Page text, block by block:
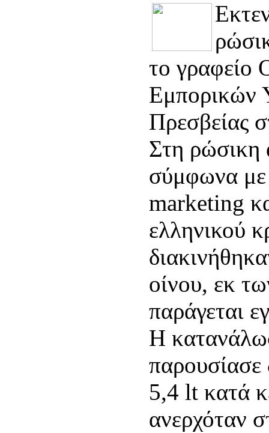
το γραφείο
Εμπορικών
Πρεσβείας
Στη ρώσικη
σύμφωνα με
marketing
ελληνικού
οίνου, εκ
παράγεται
Η
5,4 lt κατά
ανερχόταν